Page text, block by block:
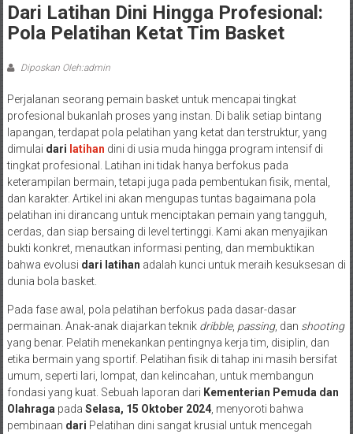
Dari Latihan Dini Hingga Profesional:
Pola Pelatihan Ketat Tim Basket
Diposkan Oleh:admin
Perjalanan seorang pemain basket untuk mencapai tingkat
profesional bukanlah proses yang instan. Di balik setiap bintang
lapangan, terdapat pola pelatihan yang ketat dan terstruktur, yang
dimulai dari latihan dini di usia muda hingga program intensif di
tingkat profesional. Latihan ini tidak hanya berfokus pada
keterampilan bermain, tetapi juga pada pembentukan fisik, mental,
dan karakter. Artikel ini akan mengupas tuntas bagaimana pola
pelatihan ini dirancang untuk menciptakan pemain yang tangguh,
cerdas, dan siap bersaing di level tertinggi. Kami akan menyajikan
bukti konkret, menautkan informasi penting, dan membuktikan
bahwa evolusi dari latihan adalah kunci untuk meraih kesuksesan di
dunia bola basket.
Pada fase awal, pola pelatihan berfokus pada dasar-dasar
permainan. Anak-anak diajarkan teknik dribble, passing, dan shooting
yang benar. Pelatih menekankan pentingnya kerja tim, disiplin, dan
etika bermain yang sportif. Pelatihan fisik di tahap ini masih bersifat
umum, seperti lari, lompat, dan kelincahan, untuk membangun
fondasi yang kuat. Sebuah laporan dari Kementerian Pemuda dan
Olahraga pada Selasa, 15 Oktober 2024, menyoroti bahwa
pembinaan dari Pelatihan dini sangat krusial untuk mencegah